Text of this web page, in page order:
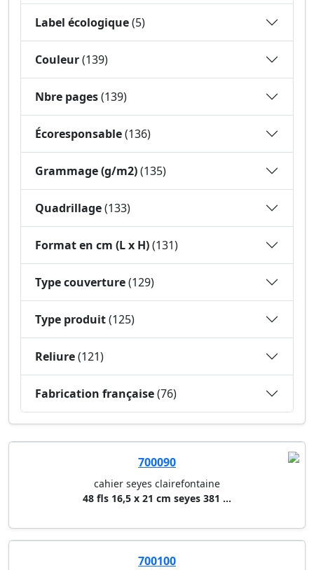
Label écologique(5)
Couleur(139)
Nbre pages(139)
Écoresponsable(136)
Grammage (g/m2)(135)
Quadrillage(133)
Format en cm (L x H)(131)
Type couverture(129)
Type produit(125)
Reliure(121)
Fabrication française(76)
700090
cahier seyes clairefontaine
48 fls 16,5 x 21 cm seyes 381 ...
700100